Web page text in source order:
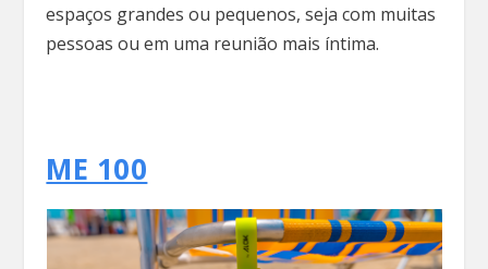
espaços grandes ou pequenos, seja com muitas
pessoas ou em uma reunião mais íntima.
ME 100